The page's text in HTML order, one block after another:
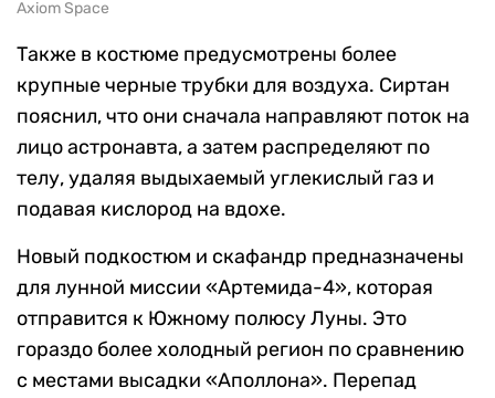
Axiom Space
Также в костюме предусмотрены более
крупные черные трубки для воздуха. Сиртан
пояснил, что они сначала направляют поток на
лицо астронавта, а затем распределяют по
телу, удаляя выдыхаемый углекислый газ и
подавая кислород на вдохе.
Новый подкостюм и скафандр предназначены
для лунной миссии «Артемида-4», которая
отправится к Южному полюсу Луны. Это
гораздо более холодный регион по сравнению
с местами высадки «Аполлона». Перепад